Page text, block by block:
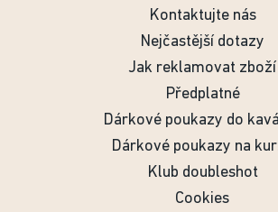
Kontaktujte nás
Nejčastější dotazy
Jak reklamovat zboží
Předplatné
Dárkové poukazy do
Dárkové poukazy na
Klub doubleshot
Cookies